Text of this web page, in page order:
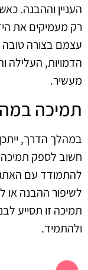
העניין וההבנה.
רק מעמיקים את
עצמם בצורה טובה
הדמויות, העלילה
מעשיר.
תמיכה
במהלך הדרך,
חשוב לספק תמיכה
להתמודד עם
לשיפור ההבנה או
תמיכה זו תסייע
ולהתמיד.